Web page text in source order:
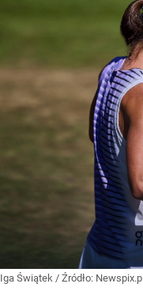
Iga Świątek / Źródło: Newspix.pl